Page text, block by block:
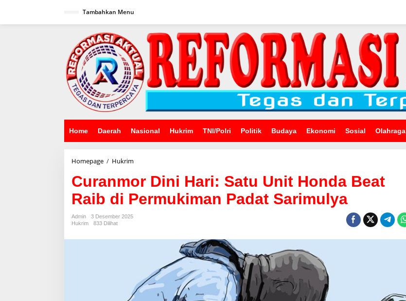
Tambahkan Menu
Home Daerah Nasional Hukrim TNI/Polri Politik Budaya Ekonomi Sosial Olahraga
Homepage / Hukrim
Hari:
Satu
Unit
Honda
Permukiman
Curanmor Dini Hari: Satu Unit Honda Beat
Raib di Permukiman Padat Sarimulya
Admin
3 Desember 2025
Hukrim
833 Dilihat